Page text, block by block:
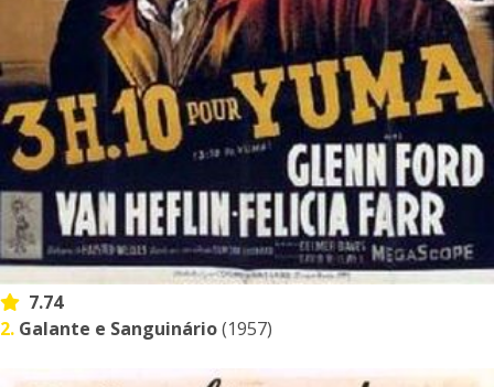
7.74
2. Galante e Sanguinário(1957)